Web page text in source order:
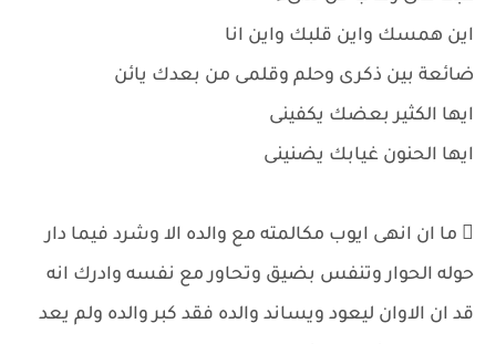
اين همسك واين قلبك واين انا
ضائعة بين ذكرى وحلم وقلمى من بعدك يائن
ايها الكثير بعضك يكفينى
ايها الحنون غيابك يضنينى
 ما ان انهى ايوب مكالمته مع والده الا وشرد فيما دار
حوله الحوار وتنفس بضيق وتحاور مع نفسه وادرك انه
قد ان الاوان ليعود ويساند والده فقد كبر والده ولم يعد